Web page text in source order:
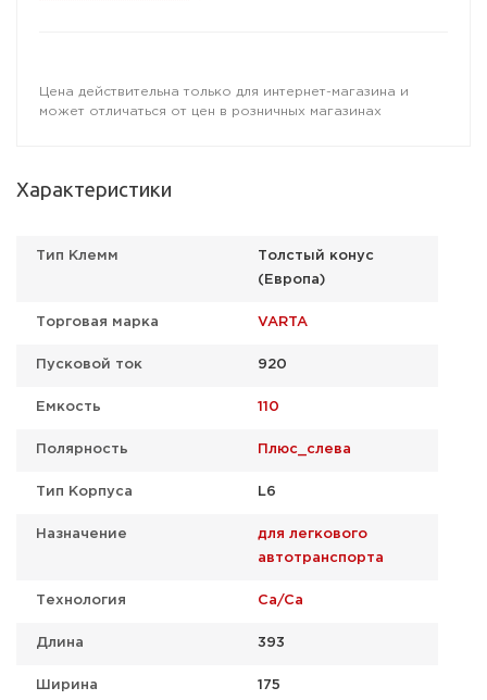
Цена действительна только для интернет-магазина и
может отличаться от цен в розничных магазинах
Характеристики
Тип Клемм
Толстый конус
(Европа)
Торговая марка VARTA
Пусковой ток 920
Емкость 110
Полярность Плюс_слева
Тип Корпуса L6
Назначение
для легкового
автотранспорта
Технология Ca/Ca
Длина 393
Ширина 175